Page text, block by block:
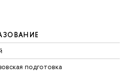
подготовка